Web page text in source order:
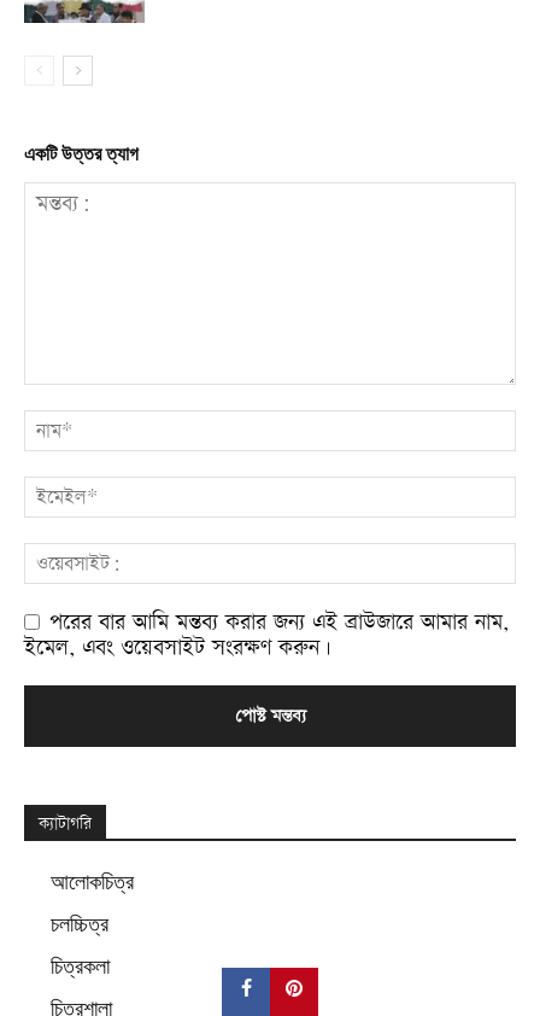
একটি উত্তর ত্যাগ
পরের বার আমি মন্তব্য করার জন্য এই ব্রাউজারে আমার নাম,
ইমেল, এবং ওয়েবসাইট সংরক্ষণ করুন।
ক্যাটাগরি
আলোকচিত্র
চলচ্চিত্র
চিত্রকলা
চিত্রশালা